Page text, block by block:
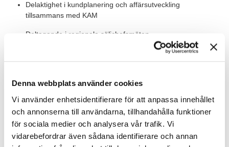
Denna webbplats använder cookies
Vi använder enhetsidentifierare för att anpassa innehållet
och annonserna till användarna, tillhandahålla funktioner
för sociala medier och analysera vår trafik. Vi
vidarebefordrar även sådana identifierare och annan
Delaktighet i kundplanering och affärsutveckling
tillsammans med KAM
Deltagande i regionala säljchefsmöten
Rekrytering och lönesättning inom teamet
Värt att veta
Tjänsten är placerad i Stockholm och omfattar resor inom
distriktet. Organisationen består av sju utesäljare (som du
leder), tre KAM och två innesäljare. Du rapporterar till Regional
Försäljningschef och ingår i ledningsgruppen för Fastighet
Stockholm. Rollen innebär nära samarbete med kollegor i olika